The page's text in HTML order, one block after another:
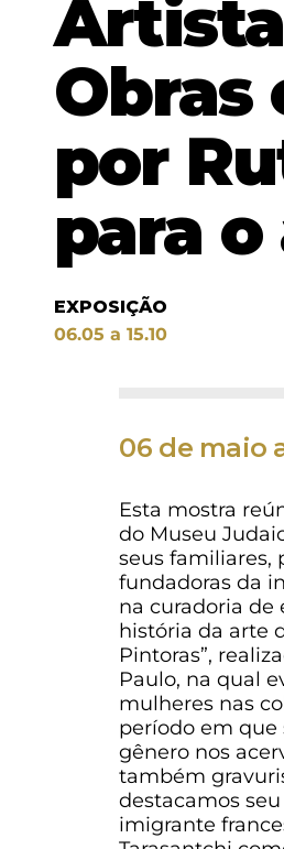
Obras
por
para
EXPOSIÇÃO
06.05 a 15.10
06 de maio
Esta mostra
do Museu
seus familiares,
fundadoras da
na curadoria de
história da arte
Pintoras”,
Paulo, na qual
mulheres nas
período em que
gênero nos
também
destacamos
imigrante